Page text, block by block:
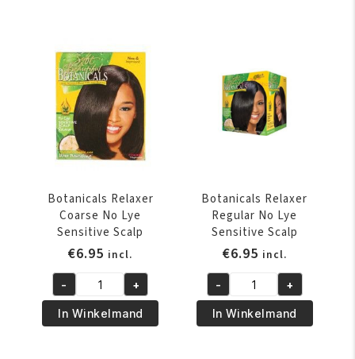
Botanicals Relaxer
Coarse No Lye
Sensitive Scalp
€6.95 incl.
Botanicals
Relaxer
Coarse
- +
In Winkelmand
Botanicals Relaxer
Regular No Lye
Sensitive Scalp
€6.95 incl.
Botanicals
Relaxer
Regular
- +
In Winkelmand